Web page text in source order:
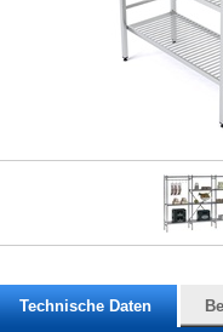
Technische Daten